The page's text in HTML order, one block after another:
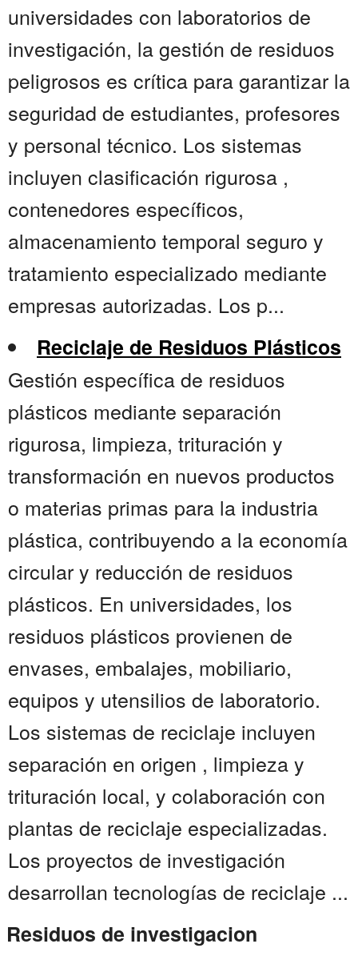
universidades con laboratorios de
investigación, la gestión de residuos
peligrosos es crítica para garantizar la
seguridad de estudiantes, profesores
y personal técnico. Los sistemas
incluyen clasificación rigurosa ,
contenedores específicos,
almacenamiento temporal seguro y
tratamiento especializado mediante
empresas autorizadas. Los p...
Reciclaje de Residuos Plásticos
Gestión específica de residuos
plásticos mediante separación
rigurosa, limpieza, trituración y
transformación en nuevos productos
o materias primas para la industria
plástica, contribuyendo a la economía
circular y reducción de residuos
plásticos. En universidades, los
residuos plásticos provienen de
envases, embalajes, mobiliario,
equipos y utensilios de laboratorio.
Los sistemas de reciclaje incluyen
separación en origen , limpieza y
trituración local, y colaboración con
plantas de reciclaje especializadas.
Los proyectos de investigación
desarrollan tecnologías de reciclaje ...
Residuos de investigacion